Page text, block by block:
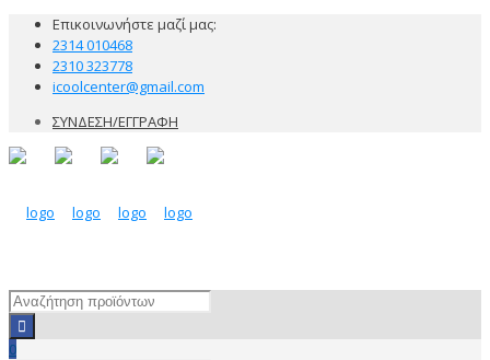
Επικοινωνήστε μαζί μας:
2314 010468
2310 323778
icoolcenter@gmail.com
ΣΥΝΔΕΣΗ/ΕΓΓΡΑΦΗ
0